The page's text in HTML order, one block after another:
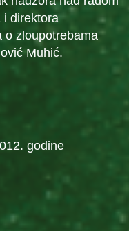
i direktora
o zloupotrebama
Muhić.
godine